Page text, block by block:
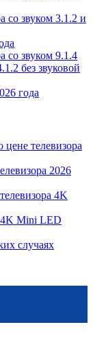
со звуком 3.1.2 и
со звуком 9.1.4
без звуковой
года
телевизора
2026
4K
Mini LED
случаях